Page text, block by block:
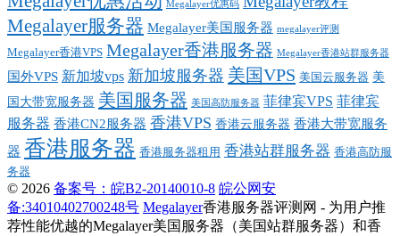
Megalayer优惠码
Megalayer服务器 Megalayer美国服务器 megalayer评测
Megalayer香港VPS Megalayer香港服务器 Megalayer香港站群服务器
国外VPS 新加坡vps 新加坡服务器 美国VPS 美国云服务器 美
国大带宽服务器 美国服务器 美国高防服务器 菲律宾VPS 菲律宾
服务器 香港CN2服务器 香港VPS 香港云服务器 香港大带宽服务
器 香港服务器 香港服务器租用 香港站群服务器 香港高防服
务器
© 2026 备案号：皖B2-20140010-8 皖公网安
备:34010402700248号 Megalayer香港服务器评测网 - 为用户推
荐性能优越的Megalayer美国服务器（美国站群服务器）和香